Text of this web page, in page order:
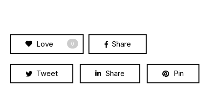
Love 0 Share
Tweet Share Pin